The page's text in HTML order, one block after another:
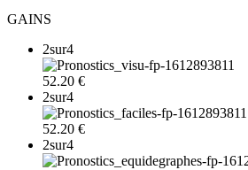
GAINS
2sur4
52.20 €
2sur4
52.20 €
2sur4